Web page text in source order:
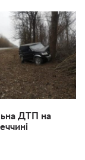
ДТП на